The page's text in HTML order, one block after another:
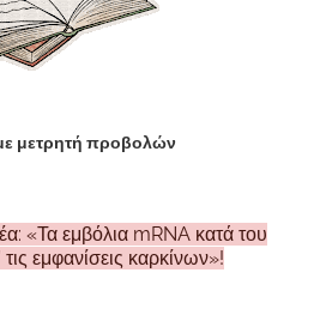
μετρητή προβολών
«Τα εμβόλια mRNA κατά του
εμφανίσεις καρκίνων»!